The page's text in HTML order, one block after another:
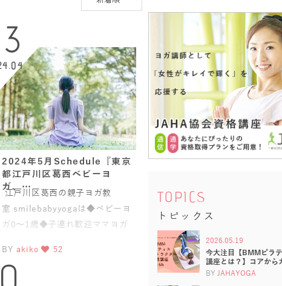
2024年5月Schedule『東京
都江戸川区葛西ベビーヨ
ガ、…
江戸川区葛西の親子ヨガ教
室 smilebabyyogaは◆ベビーヨ
ガ0〜1歳◆子連れ歓迎ママヨガ
BY akiko 52
TOPICS
トピックス
2026.05.19
今大注目【BMMピラ
講座とは？】コアか
BY JAHAYOGA